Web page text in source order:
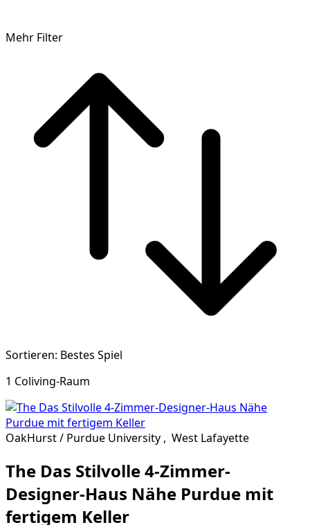
Mehr Filter
Sortieren: Bestes Spiel
1 Coliving-Raum
OakHurst / Purdue University , West Lafayette
The Das Stilvolle 4-Zimmer-
Designer-Haus Nähe Purdue mit
fertigem Keller